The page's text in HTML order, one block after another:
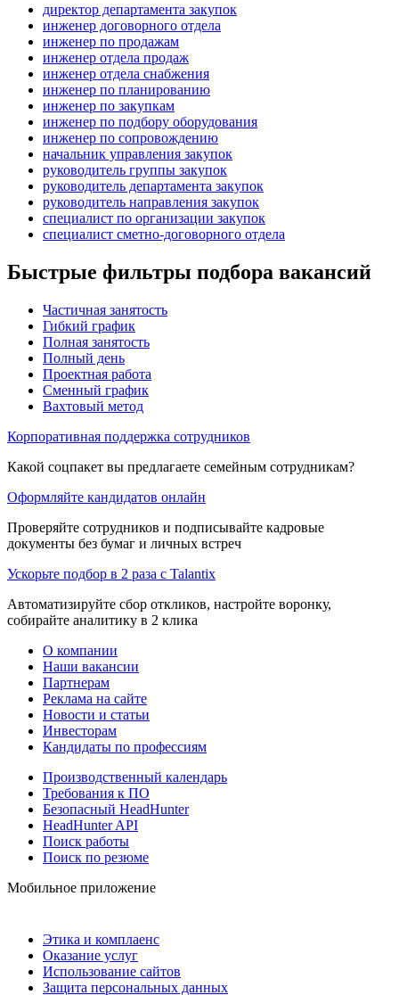
директор департамента закупок
инженер договорного отдела
инженер по продажам
инженер отдела продаж
инженер отдела снабжения
инженер по планированию
инженер по закупкам
инженер по подбору оборудования
инженер по сопровождению
начальник управления закупок
руководитель группы закупок
руководитель департамента закупок
руководитель направления закупок
специалист по организации закупок
специалист сметно-договорного отдела
Быстрые фильтры подбора вакансий
Частичная занятость
Гибкий график
Полная занятость
Полный день
Проектная работа
Сменный график
Вахтовый метод
Корпоративная поддержка сотрудников
Какой соцпакет вы предлагаете семейным сотрудникам?
Оформляйте кандидатов онлайн
Проверяйте сотрудников и подписывайте кадровые
документы без бумаг и личных встреч
Ускорьте подбор в 2 раза с Talantix
Автоматизируйте сбор откликов, настройте воронку,
собирайте аналитику в 2 клика
О компании
Наши вакансии
Партнерам
Реклама на сайте
Новости и статьи
Инвесторам
Кандидаты по профессиям
Производственный календарь
Требования к ПО
Безопасный HeadHunter
HeadHunter API
Поиск работы
Поиск по резюме
Мобильное приложение
Этика и комплаенс
Оказание услуг
Использование сайтов
Защита персональных данных